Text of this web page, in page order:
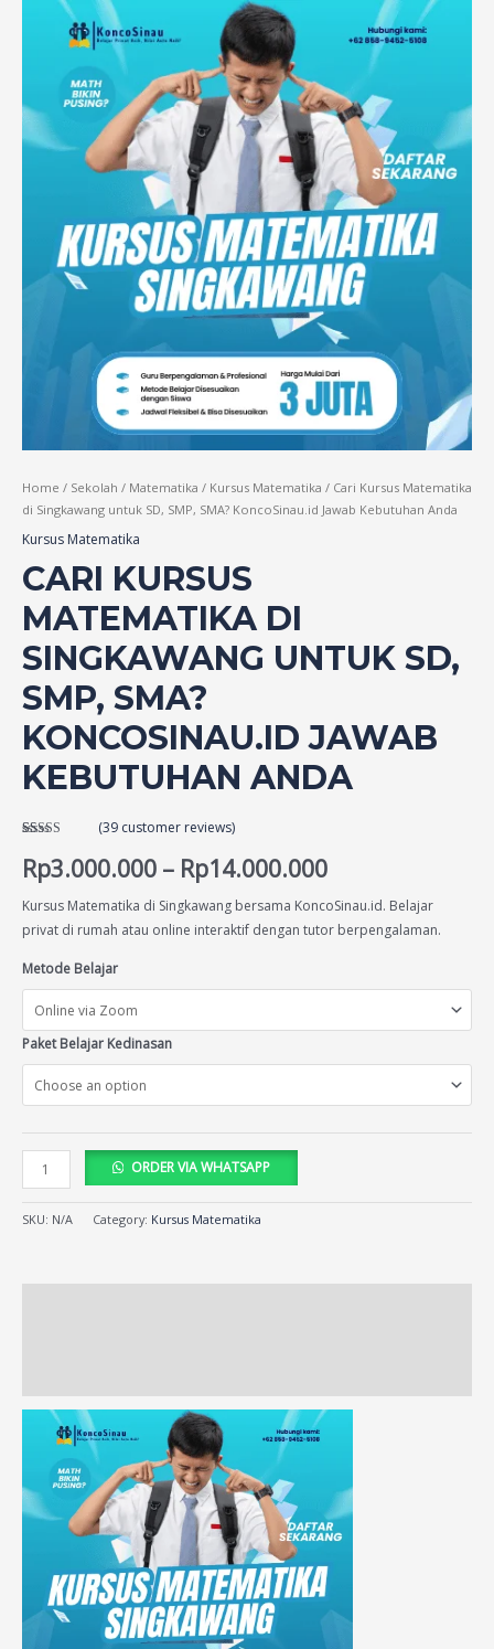
Home / Sekolah / Matematika / Kursus Matematika / Cari Kursus Matematika
di Singkawang untuk SD, SMP, SMA? KoncoSinau.id Jawab Kebutuhan Anda
Kursus Matematika
CARI KURSUS
MATEMATIKA DI
SINGKAWANG UNTUK SD,
SMP, SMA?
KONCOSINAU.ID JAWAB
KEBUTUHAN ANDA
out of 5
based on
customer
ratings
(39customer reviews)
Rp3.000.000 – Rp14.000.000
Kursus Matematika di Singkawang bersama KoncoSinau.id. Belajar
privat di rumah atau online interaktif dengan tutor berpengalaman.
Metode Belajar
Paket Belajar Kedinasan
ORDER VIA WHATSAPP
SKU: N/A Category: Kursus Matematika